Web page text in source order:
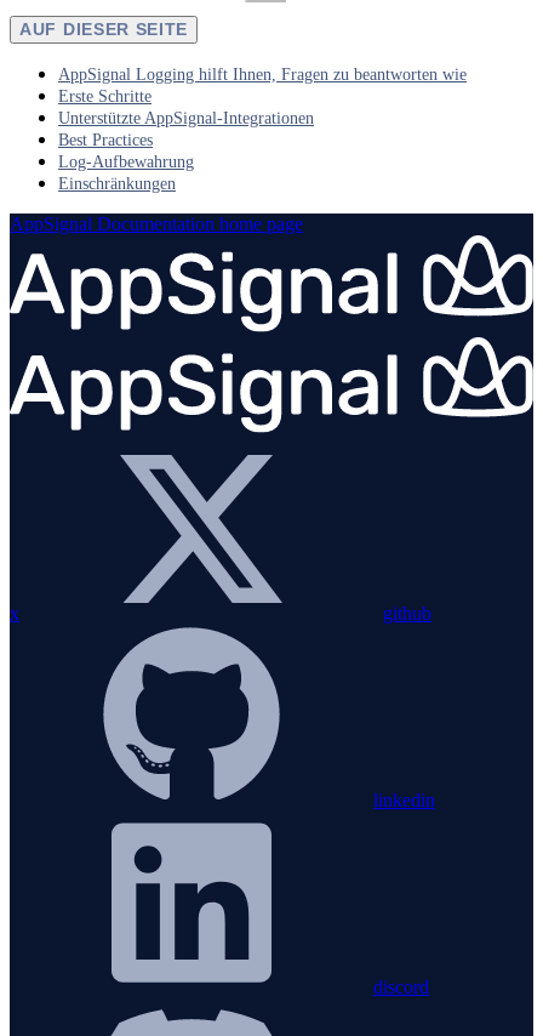
AUF DIESER SEITE
AppSignal Logging hilft Ihnen, Fragen zu beantworten wie
Erste Schritte
Unterstützte AppSignal-Integrationen
Best Practices
Log-Aufbewahrung
Einschränkungen
AppSignal Documentation home page
x github
linkedin
discord